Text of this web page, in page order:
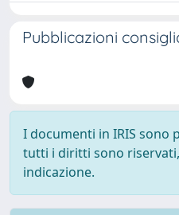
Pubblicazioni
I documenti in IRIS sono
tutti i diritti sono
indicazione.